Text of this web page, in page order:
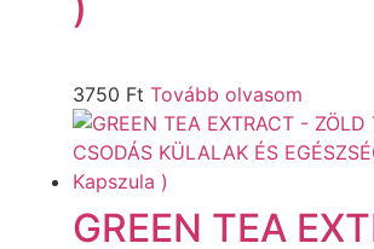
3750 Ft Tovább olvasom
GREEN TEA